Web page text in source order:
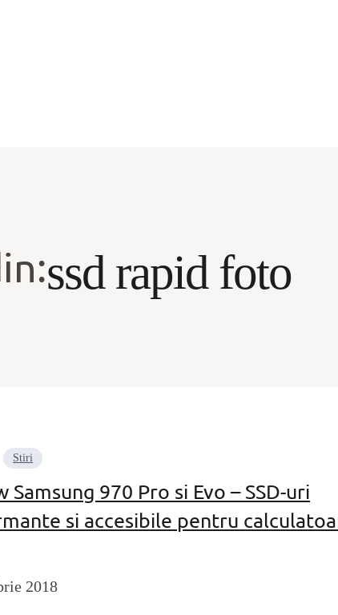
ssd rapid foto
Stiri
Samsung 970 Pro si Evo – SSD-uri
si accesibile pentru
2018